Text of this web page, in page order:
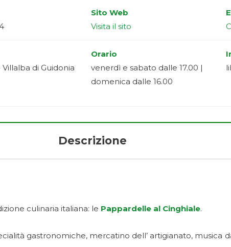
Sito Web
Visita il sito
di Guidonia
Orario
venerdì e sabato dalle 17.00 |
domenica dalle 16.00
Descrizione
culinaria italiana: le Pappardelle al Cinghiale.
gastronomiche, mercatino dell’ artigianato, musica